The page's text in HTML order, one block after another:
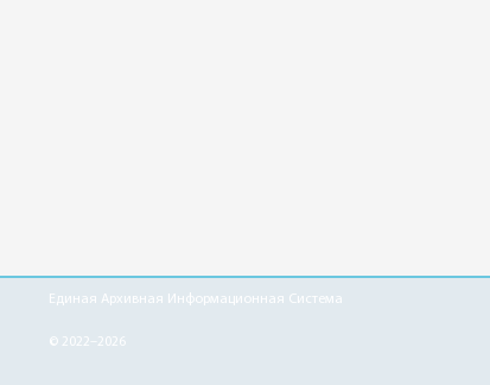
Единая Архивная Информационная Система
© 2022–2026